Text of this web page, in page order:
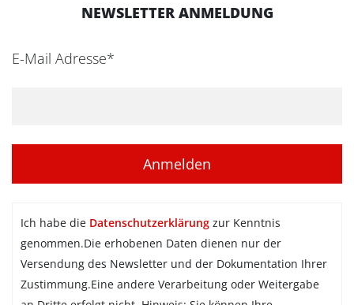
NEWSLETTER ANMELDUNG
E-Mail Adresse*
Ich habe die Datenschutzerklärung zur Kenntnis
genommen.Die erhobenen Daten dienen nur der
Versendung des Newsletter und der Dokumentation Ihrer
Zustimmung.Eine andere Verarbeitung oder Weitergabe